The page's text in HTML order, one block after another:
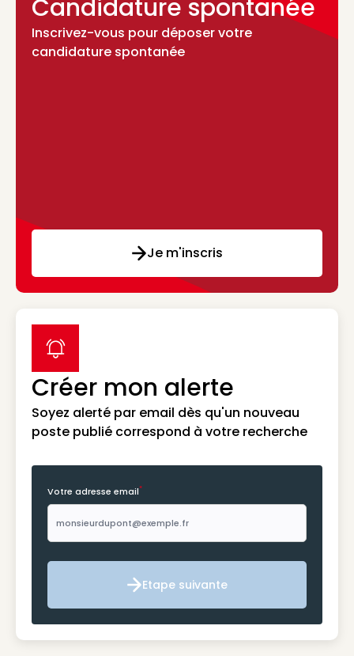
Candidature spontanée
Inscrivez-vous pour déposer votre
candidature spontanée
Je m'inscris
Créer mon alerte
Soyez alerté par email dès qu'un nouveau
poste publié correspond à votre recherche
label icon
Votre adresse email*
Etape suivante
Etape suivante